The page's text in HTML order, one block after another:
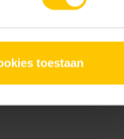
toestaan
<38 mm
perméables et